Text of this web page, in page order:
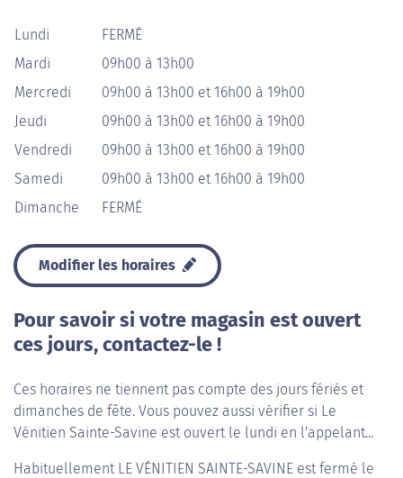
Lundi
FERMÉ
Mardi
09h00 à 13h00
Mercredi
09h00 à 13h00 et 16h00 à 19h00
Jeudi
09h00 à 13h00 et 16h00 à 19h00
Vendredi
09h00 à 13h00 et 16h00 à 19h00
Samedi
09h00 à 13h00 et 16h00 à 19h00
Dimanche
FERMÉ
Modifier les horaires
Pour savoir si votre magasin est ouvert
ces jours, contactez-le !
Ces horaires ne tiennent pas compte des jours fériés et
dimanches de fête. Vous pouvez aussi vérifier si Le
Vénitien Sainte-Savine est ouvert le lundi en l'appelant...
Habituellement LE VÉNITIEN SAINTE-SAVINE est fermé le